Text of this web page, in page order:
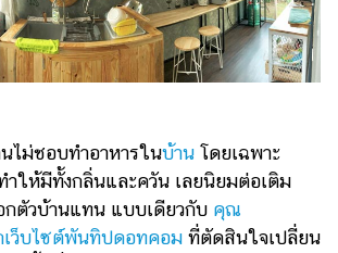
ชอบทำอาหารในบ้าน โดยเฉพาะ
ำให้มีทั้งกลิ่นและควัน เลยนิยมต่อเติม
กตัวบ้านแทน แบบเดียวกับ คุณ
ว็บไซต์พันทิปดอทคอม ที่ตัดสินใจเปลี่ยน